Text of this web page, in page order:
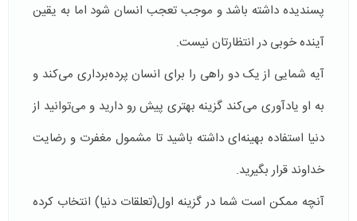
پسندیده داشته باشد و موجب تعجب انسان شود اما به یقین
آینده خوبی در انتظارتان نیست.
آیه شمایی از یک دو راهی را برای انسان پرده‌برداری می‌کند و
به او یادآوری می‌کند گزینه بهتری پیش رو دارید و می‌توانید از
دنیا استفاده بهینه‌ای داشته باشید تا مشمول مغفرت و رضایت
خداوند قرار بگیرید.
آنچه ممکن است شما در گزینه اول(تعلقات دنیا) انتخاب کرده